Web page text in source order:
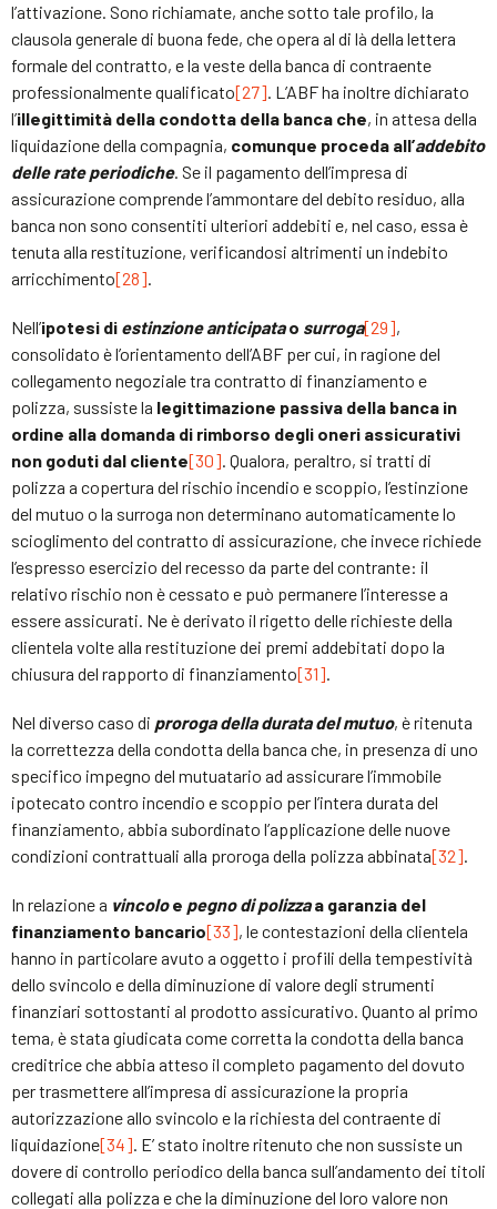
l’attivazione. Sono richiamate, anche sotto tale profilo, la
clausola generale di buona fede, che opera al di là della lettera
formale del contratto, e la veste della banca di contraente
professionalmente qualificato[27]. L’ABF ha inoltre dichiarato
l’illegittimità della condotta della banca che, in attesa della
liquidazione della compagnia, comunque proceda all’addebito
delle rate periodiche. Se il pagamento dell’impresa di
assicurazione comprende l’ammontare del debito residuo, alla
banca non sono consentiti ulteriori addebiti e, nel caso, essa è
tenuta alla restituzione, verificandosi altrimenti un indebito
arricchimento[28].
Nell’ipotesi di estinzione anticipatao surroga[29],
consolidato è l’orientamento dell’ABF per cui, in ragione del
collegamento negoziale tra contratto di finanziamento e
polizza, sussiste la legittimazione passiva della banca in
ordine alla domanda di rimborso degli oneri assicurativi
non goduti dal cliente[30]. Qualora, peraltro, si tratti di
polizza a copertura del rischio incendio e scoppio, l’estinzione
del mutuo o la surroga non determinano automaticamente lo
scioglimento del contratto di assicurazione, che invece richiede
l’espresso esercizio del recesso da parte del contrante: il
relativo rischio non è cessato e può permanere l’interesse a
essere assicurati. Ne è derivato il rigetto delle richieste della
clientela volte alla restituzione dei premi addebitati dopo la
chiusura del rapporto di finanziamento[31].
Nel diverso caso di proroga della durata del mutuo, è ritenuta
la correttezza della condotta della banca che, in presenza di uno
specifico impegno del mutuatario ad assicurare l’immobile
ipotecato contro incendio e scoppio per l’intera durata del
finanziamento, abbia subordinato l’applicazione delle nuove
condizioni contrattuali alla proroga della polizza abbinata[32].
In relazione a vincoloe pegno di polizzaa garanzia del
finanziamento bancario[33], le contestazioni della clientela
hanno in particolare avuto a oggetto i profili della tempestività
dello svincolo e della diminuzione di valore degli strumenti
finanziari sottostanti al prodotto assicurativo. Quanto al primo
tema, è stata giudicata come corretta la condotta della banca
creditrice che abbia atteso il completo pagamento del dovuto
per trasmettere all’impresa di assicurazione la propria
autorizzazione allo svincolo e la richiesta del contraente di
liquidazione[34]. E’ stato inoltre ritenuto che non sussiste un
dovere di controllo periodico della banca sull’andamento dei titoli
collegati alla polizza e che la diminuzione del loro valore non